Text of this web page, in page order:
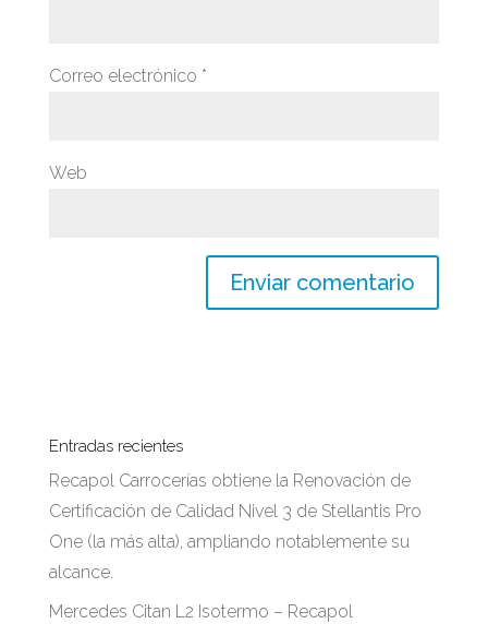
Correo electrónico *
Web
Entradas recientes
Recapol Carrocerías obtiene la Renovación de
Certificación de Calidad Nivel 3 de Stellantis Pro
One (la más alta), ampliando notablemente su
alcance.
Mercedes Citan L2 Isotermo – Recapol